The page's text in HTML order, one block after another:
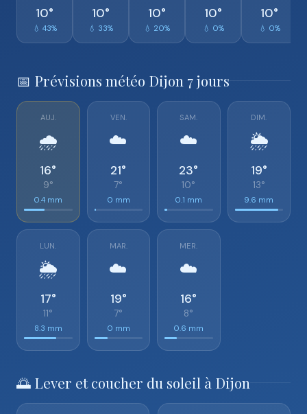
10°
💧 43%
10°
💧 33%
10°
💧 20%
10°
💧 0%
10°
💧 0%
📅 Prévisions météo Dijon 7 jours
AUJ.
🌧️
16°
9°
0.4 mm
VEN.
☁️
21°
7°
0 mm
SAM.
☁️
23°
10°
0.1 mm
DIM.
🌦️
19°
13°
9.6 mm
LUN.
🌦️
17°
11°
8.3 mm
MAR.
☁️
19°
7°
0 mm
MER.
☁️
16°
8°
0.6 mm
🌅 Lever et coucher du soleil à Dijon